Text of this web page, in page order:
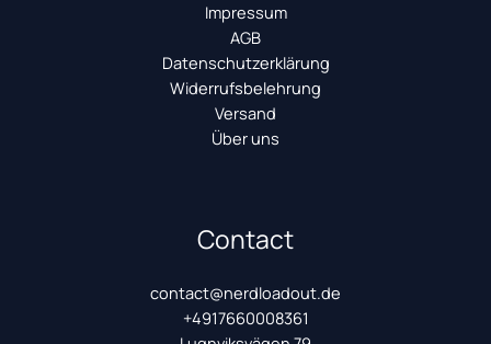
Impressum
AGB
Datenschutzerklärung
Widerrufsbelehrung
Versand
Über uns
Contact
contact@nerdloadout.de
+4917660008361